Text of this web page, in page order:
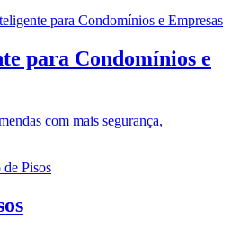
para Condomínios e
com mais segurança,